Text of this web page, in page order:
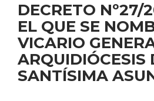
DECRETO Nº27/
EL QUE SE
VICARIO
ARQUIDIÓCESIS
SANTÍSIMA